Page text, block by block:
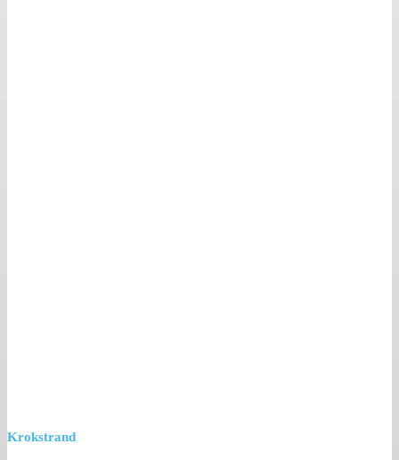
Krokstrand